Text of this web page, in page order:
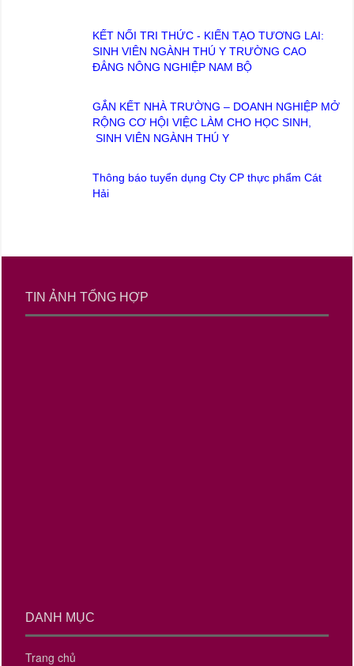
KẾT NỐI TRI THỨC - KIẾN TẠO TƯƠNG LAI:
SINH VIÊN NGÀNH THÚ Y TRƯỜNG CAO
ĐẲNG NÔNG NGHIỆP NAM BỘ
GẮN KẾT NHÀ TRƯỜNG – DOANH NGHIỆP MỞ
RỘNG CƠ HỘI VIỆC LÀM CHO HỌC SINH,
SINH VIÊN NGÀNH THÚ Y
Thông báo tuyển dụng Cty CP thực phẩm Cát
Hải
TIN ẢNH TỔNG HỢP
DANH MỤC
Trang chủ